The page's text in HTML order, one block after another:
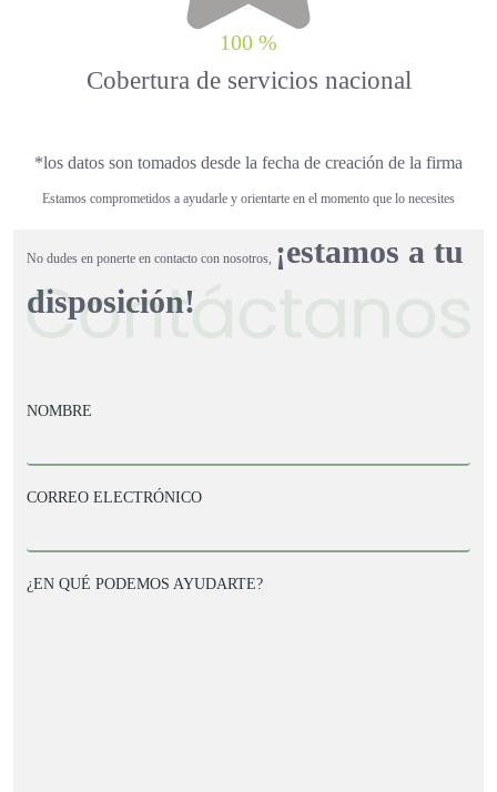
100 %
Cobertura de servicios nacional
*los datos son tomados desde la fecha de creación de la firma
Estamos comprometidos a ayudarle y orientarte en el momento que lo necesites
No dudes en ponerte en contacto con nosotros, ¡estamos a tu
disposición!
NOMBRE
CORREO ELECTRÓNICO
¿EN QUÉ PODEMOS AYUDARTE?